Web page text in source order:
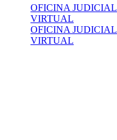
OFICINA JUDICIAL
VIRTUAL
OFICINA JUDICIAL
VIRTUAL